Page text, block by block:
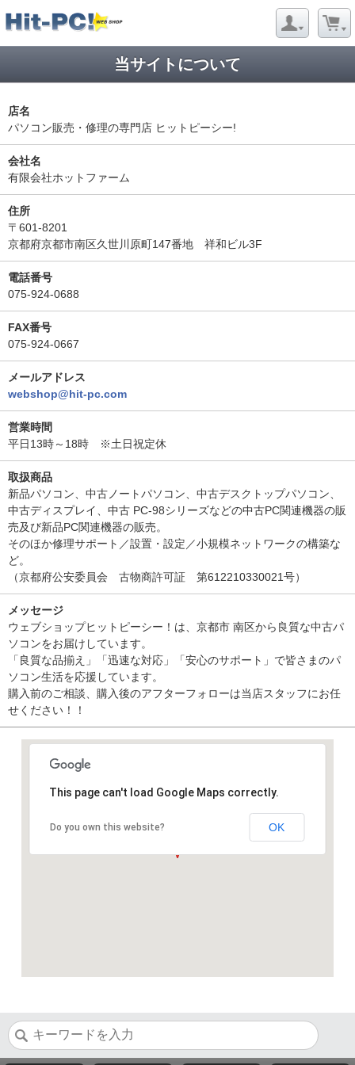
当サイトについて
店名
パソコン販売・修理の専門店 ヒットピーシー!
会社名
有限会社ホットファーム
住所
〒601-8201
京都府京都市南区久世川原町147番地 祥和ビル3F
電話番号
075-924-0688
FAX番号
075-924-0667
メールアドレス
webshop@hit-pc.com
営業時間
平日13時～18時 ※土日祝定休
取扱商品
新品パソコン、中古ノートパソコン、中古デスクトップパソコン、
中古ディスプレイ、中古 PC-98シリーズなどの中古PC関連機器の販
売及び新品PC関連機器の販売。
そのほか修理サポート／設置・設定／小規模ネットワークの構築な
ど。
（京都府公安委員会 古物商許可証 第612210330021号）
メッセージ
ウェブショップヒットピーシー！は、京都市 南区から良質な中古パ
ソコンをお届けしています。
「良質な品揃え」「迅速な対応」「安心のサポート」で皆さまのパ
ソコン生活を応援しています。
購入前のご相談、購入後のアフターフォローは当店スタッフにお任
せください！！
This page can't load Google Maps correctly.
Do you own this website? OK